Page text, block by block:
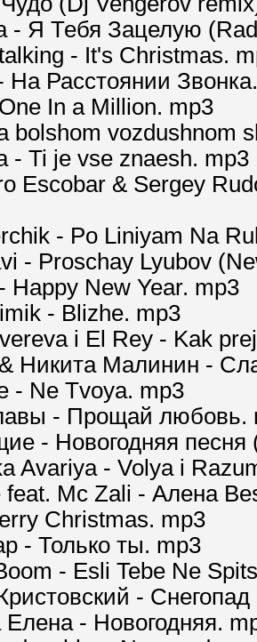
- Я Тебя Зацелую
- It's Christmas.
На Расстоянии
In a Million. mp3
bolshom vozdushnom
- Ti je vse znaesh. mp3
Escobar & Sergey
- Po Liniyam Na
- Proschay Lyubov
Happy New Year. mp3
- Blizhe. mp3
i El Rey - Kak
Никита Малинин -
- Ne Tvoya. mp3
- Прощай любовь.
- Новогодняя песня
Avariya - Volya i
feat. Mc Zali - Алена
Christmas. mp3
- Только ты. mp3
- Esli Tebe Ne
-
Елена - Новогодняя.